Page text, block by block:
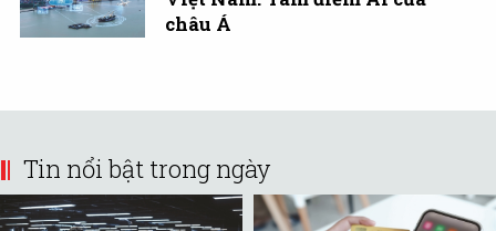
châu Á
Tin nổi bật trong ngày